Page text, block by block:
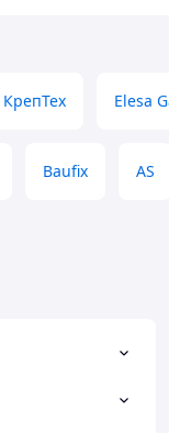
КрепТех Elesa
Baufix AS